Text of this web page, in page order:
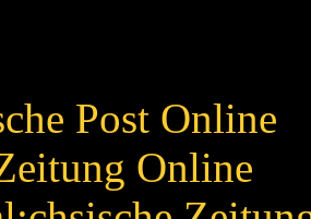
Post Online
Online